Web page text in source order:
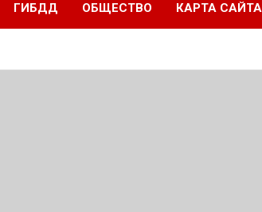
ГИБДД ОБЩЕСТВО КАРТА САЙТА